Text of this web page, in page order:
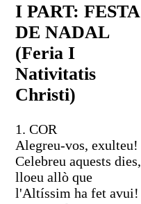
I PART: FESTA
DE NADAL
(Feria I
Nativitatis
Christi)
1. COR
Alegreu-vos, exulteu!
Celebreu aquests dies,
lloeu allò que
l'Altíssim ha fet avui!